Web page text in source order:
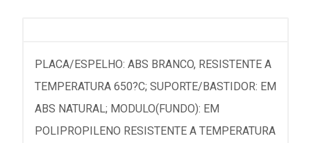
PLACA/ESPELHO: ABS BRANCO, RESISTENTE A
TEMPERATURA 650?C; SUPORTE/BASTIDOR: EM
ABS NATURAL; MODULO(FUNDO): EM
POLIPROPILENO RESISTENTE A TEMPERATURA